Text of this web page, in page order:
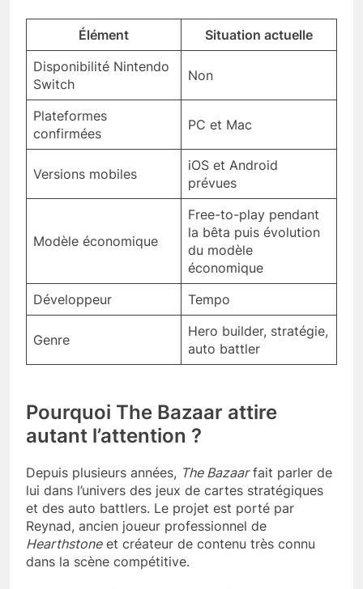
Élément
Situation actuelle
Disponibilité Nintendo
Switch
Non
Plateformes
confirmées
PC et Mac
Versions mobiles
iOS et Android
prévues
Modèle économique
Free-to-play pendant
la bêta puis évolution
du modèle
économique
Développeur
Tempo
Genre
Hero builder, stratégie,
auto battler
Pourquoi The Bazaar attire
autant l’attention ?
Depuis plusieurs années, The Bazaarfait parler de
lui dans l’univers des jeux de cartes stratégiques
et des auto battlers. Le projet est porté par
Reynad, ancien joueur professionnel de
Hearthstoneet créateur de contenu très connu
dans la scène compétitive.